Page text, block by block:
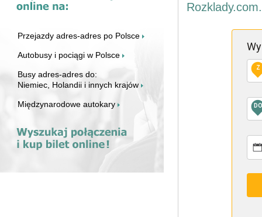
Przejazdy adres-adres po Polsce
Autobusy i pociągi w Polsce
Busy adres-adres do:
Niemiec, Holandii i innych krajów
Międzynarodowe autokary
Z
DO